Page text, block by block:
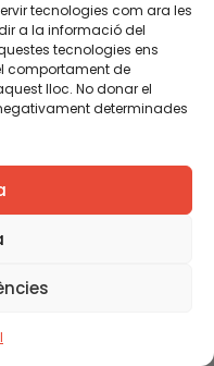
tecnologies com ara les
a la informació del
tecnologies ens
comportament de
lloc. No donar el
determinades
Publicació
d’Espais